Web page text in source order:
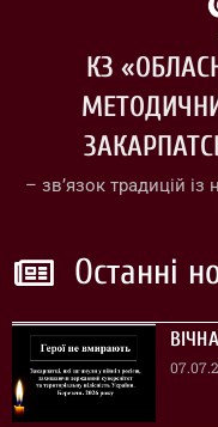
КЗ
– зв’язок традицій із
Останні